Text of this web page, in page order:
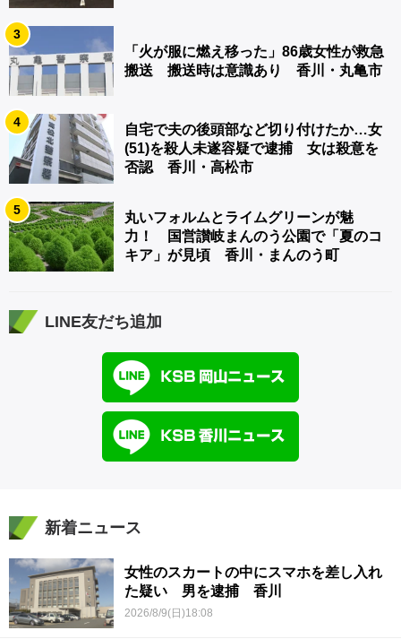
3
「火が服に燃え移った」86歳女性が救急
搬送 搬送時は意識あり 香川・丸亀市
4
自宅で夫の後頭部など切り付けたか…女
(51)を殺人未遂容疑で逮捕 女は殺意を
否認 香川・高松市
5
丸いフォルムとライムグリーンが魅
力！ 国営讃岐まんのう公園で「夏のコ
キア」が見頃 香川・まんのう町
LINE友だち追加
新着ニュース
女性のスカートの中にスマホを差し入れ
た疑い 男を逮捕 香川
2026/8/9(日)18:08